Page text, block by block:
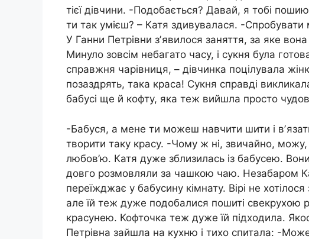
тієї дівчини. -Подобається? Давай, я тобі
ти так умієш? – Катя здивувалася. -
У Ганни Петрівни зʼявилося заняття, за яке
Минуло зовсім небагато часу, і сукня була
справжня чарівниця, – дівчинка поцілувала
позаздрять, така краса! Сукня справді
бабусі ще й кофту, яка теж вийшла просто
-Бабуся, а мене ти можеш навчити шити і
творити таку красу. -Чому ж ні, звичайно, можу,
любов’ю. Катя дуже зблизилась із бабусею.
довго розмовляли за чашкою чаю. Незабаром
переїжджає у бабусину кімнату. Вірі не
але їй теж дуже подобалися пошиті свекрухою
красунею. Кофточка теж дуже їй підходила.
Петрівна зайшла на кухню і тихо спитала: -